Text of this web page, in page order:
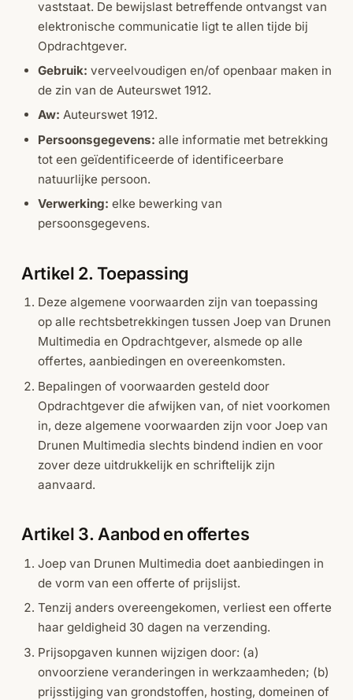
vaststaat. De bewijslast betreffende ontvangst van
elektronische communicatie ligt te allen tijde bij
Opdrachtgever.
Gebruik: verveelvoudigen en/of openbaar maken in
de zin van de Auteurswet 1912.
Aw: Auteurswet 1912.
Persoonsgegevens: alle informatie met betrekking
tot een geïdentificeerde of identificeerbare
natuurlijke persoon.
Verwerking: elke bewerking van
persoonsgegevens.
Artikel 2. Toepassing
Deze algemene voorwaarden zijn van toepassing
op alle rechtsbetrekkingen tussen Joep van Drunen
Multimedia en Opdrachtgever, alsmede op alle
offertes, aanbiedingen en overeenkomsten.
Bepalingen of voorwaarden gesteld door
Opdrachtgever die afwijken van, of niet voorkomen
in, deze algemene voorwaarden zijn voor Joep van
Drunen Multimedia slechts bindend indien en voor
zover deze uitdrukkelijk en schriftelijk zijn
aanvaard.
Artikel 3. Aanbod en offertes
Joep van Drunen Multimedia doet aanbiedingen in
de vorm van een offerte of prijslijst.
Tenzij anders overeengekomen, verliest een offerte
haar geldigheid 30 dagen na verzending.
Prijsopgaven kunnen wijzigen door: (a)
onvoorziene veranderingen in werkzaamheden; (b)
prijsstijging van grondstoffen, hosting, domeinen of